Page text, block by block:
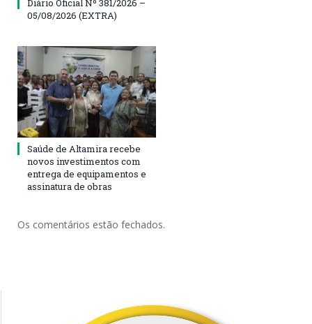
Diário Oficial Nº 381/2026 –
05/08/2026 (EXTRA)
Saúde de Altamira recebe
novos investimentos com
entrega de equipamentos e
assinatura de obras
Os comentários estão fechados.